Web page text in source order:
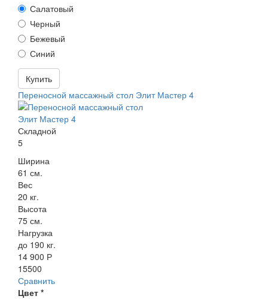
Салатовый
Черный
Бежевый
Синий
Купить
Переносной массажный стол Элит Мастер 4
Складной
5
Ширина
61 см.
Вес
20 кг.
Высота
75 см.
Нагрузка
до 190 кг.
14 900 Р
15500
Сравнить
Цвет *